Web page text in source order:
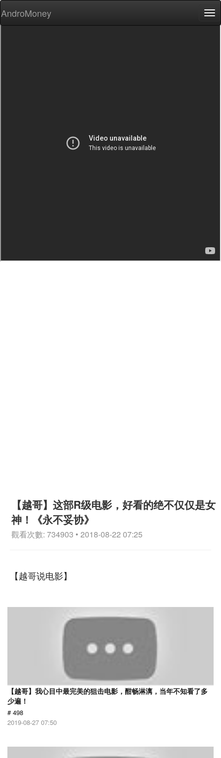
AndroMoney
【越哥】这部R级电影，好看的绝不仅仅是女
神！《永不妥协》
觀看次數: 734903 • 2018-08-22 07:25
【越哥说电影】
【越哥】我心目中最完美的狙击电影，酣畅淋漓，当年不知看了多
少遍！
# 498
2019-08-27 07:50